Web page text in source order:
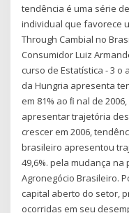
tendência é uma série
individual que favorece
Through Cambial no
Consumidor Luiz
curso de Estatística - 3
da Hungria apresenta
em 81% ao ﬁ nal de
apresentar trajetória
crescer em 2006,
brasileiro apresentou
49,6%. pela mudança
Agronegócio Brasileiro.
capital aberto do setor,
ocorridas em seu